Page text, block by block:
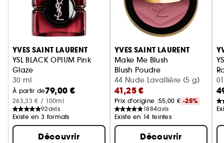
Ignorer le carrousel produits
YVES SAINT LAURENT
YSL BLACK OPIUM Pink
Glaze
Eau de Parfum femme ambrée florale & note de fraise
30 ml
À partir de79,00 €
263,33 € / 100ml
92avis
Existe en 3 formats
Découvrir
YVES SAINT LAURENT
Make Me Blush
Blush Poudre
44 Nude Lavallière (5 g)
41,25 €
Prix d'origine :55,00 € -25%
1884avis
Existe en 14 teintes
Découvrir